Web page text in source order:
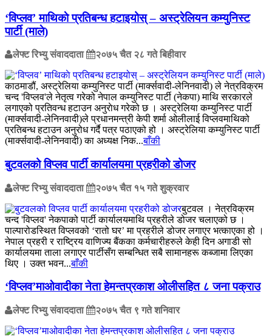
‘विप्लव’ माथिकाे प्रतिबन्ध हटाइयोस् – अस्ट्रेलियन कम्युनिस्ट
पार्टी (माले)
लेफ्ट रिभ्यु संवाददाता २०७५ चैत २८ गते बिहीवार
काठमाडौं, अस्ट्रेलिया कम्युनिस्ट पार्टी (मार्क्सवादी-लेनिनवादी) ले नेत्रविक्रम
चन्द 'विप्लव'ले नेतृत्व गरेको नेपाल कम्युनिस्ट पार्टी (नेकपा) माथि सरकारले
लगाएको प्रतिवन्ध हटाउन अनुराेध गरेको छ । अस्ट्रेलिया कम्युनिस्ट पार्टी
(मार्क्सवादी-लेनिनवादी)ले प्रधानमन्त्री केपी शर्मा ओलीलाई विप्लवमाथिको
प्रतिबन्ध हटाउन अनुरोध गर्दै पत्र पठाएको हो । अस्ट्रेलिया कम्युनिस्ट पार्टी
(मार्क्सवादी-लेनिनवादी) का अध्यक्ष निक...बाँकी
बुटवलको विप्लव पार्टी कार्यालयमा प्रहरीको डोजर
लेफ्ट रिभ्यु संवाददाता
२०७५ चैत १५ गते शुक्रवार
बुटवल । नेत्रविक्रम
चन्द 'विप्लव' नेकपाको पार्टी कार्यालयमाथि प्रहरीले डोजर चलाएको छ ।
पाल्पारोडस्थित विप्लवको ‘रातो घर’ मा प्रहरीले डोजर लगाएर भत्काएका हो ।
नेपाल प्रहरी र राष्ट्रिय वाणिज्य बैंकका कर्मचारीहरुले केही दिन अगाडी सो
कार्यालयमा ताला लगाएर पार्टीसँग सम्बन्धित सबै सामानहरू कब्जामा लिएका
थिए । उक्त भवन...बाँकी
‘विप्लव’माओवादीका नेता हेमन्तप्रकाश ओलीसहित ८ जना पक्राउ
लेफ्ट रिभ्यु संवाददाता २०७५ चैत ९ गते शनिवार